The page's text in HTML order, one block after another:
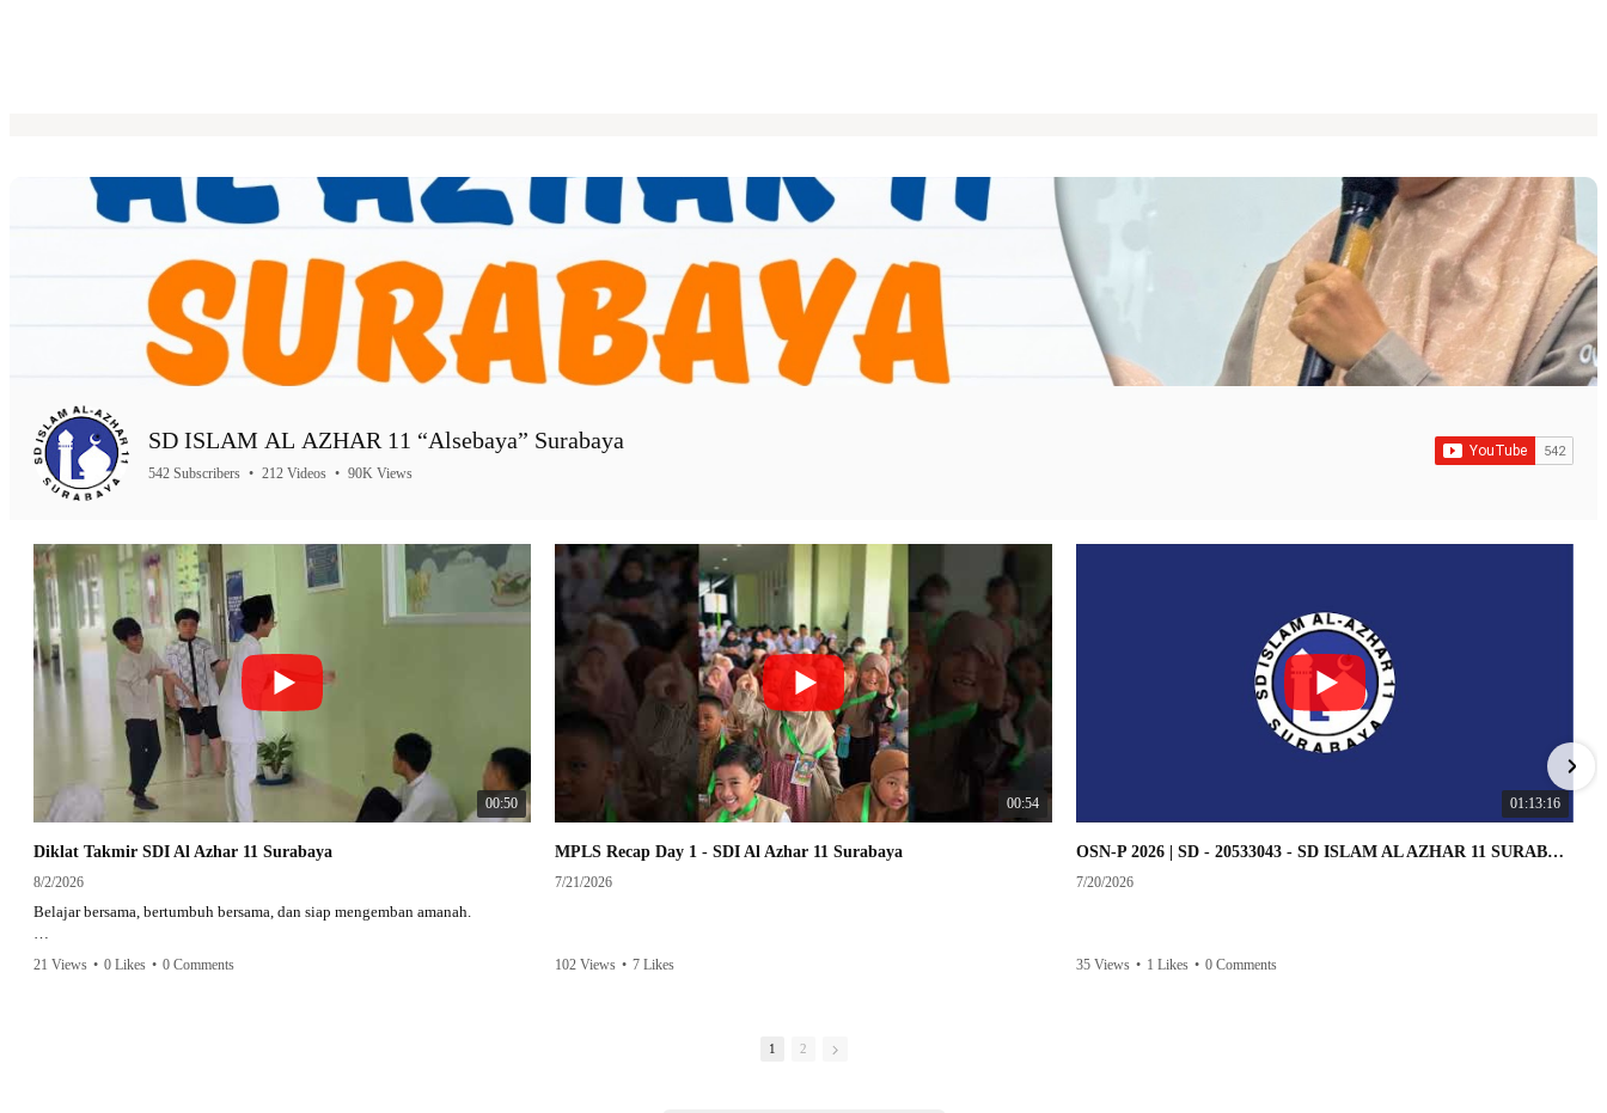
SD ISLAM AL AZHAR 11 “Alsebaya” Surabaya
542 Subscribers • 212 Videos • 90K Views
00:50
Diklat Takmir SDI Al Azhar 11 Surabaya
8/2/2026
Belajar bersama, bertumbuh bersama, dan siap mengemban amanah.
21 Views • 0 Likes • 0 Comments
00:54
MPLS Recap Day 1 - SDI Al Azhar 11 Surabaya
7/21/2026
102 Views • 7 Likes
01:13:16
OSN-P 2026 | SD - 20533043 - SD ISLAM AL AZHAR 11 SURABAYA | IPA
7/20/2026
35 Views • 1 Likes • 0 Comments
1 2